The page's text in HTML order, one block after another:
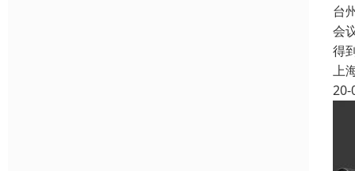
台
会
得
上
20-